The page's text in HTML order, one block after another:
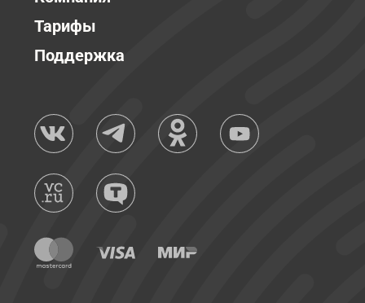
Тарифы
Поддержка